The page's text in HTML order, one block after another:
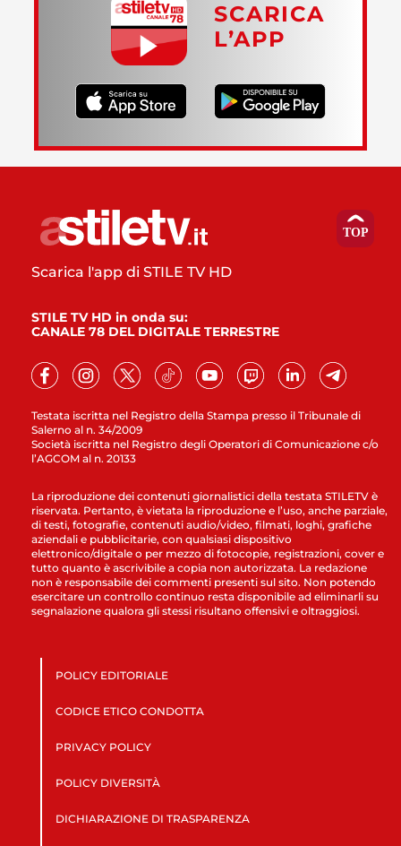
SCARICA
L’APP
Testata iscritta nel Registro della Stampa presso il Tribunale di
Salerno al n. 34/2009
Società iscritta nel Registro degli Operatori di Comunicazione c/o
l’AGCOM al n. 20133
Scarica l'app di STILE TV HD
STILE TV HD in onda su:
CANALE 78 DEL DIGITALE TERRESTRE
La riproduzione dei contenuti giornalistici della testata STILETV è
riservata. Pertanto, è vietata la riproduzione e l’uso, anche parziale,
di testi, fotografie, contenuti audio/video, filmati, loghi, grafiche
aziendali e pubblicitarie, con qualsiasi dispositivo
elettronico/digitale o per mezzo di fotocopie, registrazioni, cover e
tutto quanto è ascrivibile a copia non autorizzata. La redazione
non è responsabile dei commenti presenti sul sito. Non potendo
esercitare un controllo continuo resta disponibile ad eliminarli su
segnalazione qualora gli stessi risultano offensivi e oltraggiosi.
POLICY EDITORIALE
CODICE ETICO CONDOTTA
PRIVACY POLICY
POLICY DIVERSITÀ
DICHIARAZIONE DI TRASPARENZA